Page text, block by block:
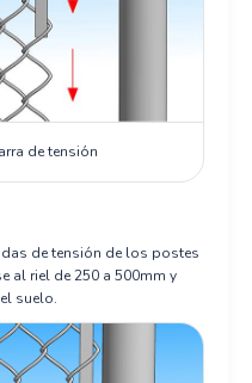
de tensión
de tensión de los postes
al riel de 250 a 500mm y
suelo.